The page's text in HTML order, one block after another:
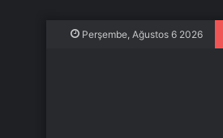
Perşembe, Ağustos 6 2026